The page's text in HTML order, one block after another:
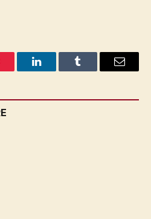
LinkedInTumblr Email